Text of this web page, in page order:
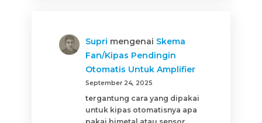
Supri mengenai Skema
Fan/Kipas Pendingin
Otomatis Untuk Amplifier
September 24, 2025
tergantung cara yang dipakai
untuk kipas otomatisnya apa